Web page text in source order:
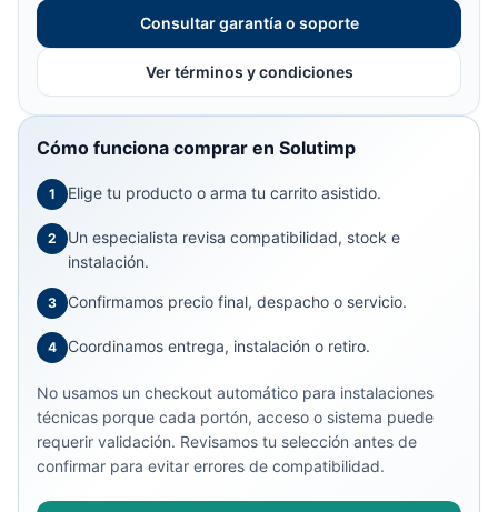
Consultar garantía o soporte
Ver términos y condiciones
Cómo funciona comprar en Solutimp
1 Elige tu producto o arma tu carrito asistido.
2
Un especialista revisa compatibilidad, stock e
instalación.
3 Confirmamos precio final, despacho o servicio.
4 Coordinamos entrega, instalación o retiro.
No usamos un checkout automático para instalaciones
técnicas porque cada portón, acceso o sistema puede
requerir validación. Revisamos tu selección antes de
confirmar para evitar errores de compatibilidad.